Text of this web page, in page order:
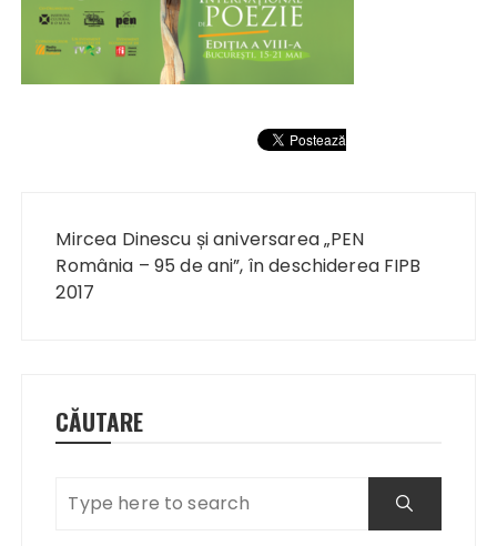
articole
Mircea Dinescu și aniversarea „PEN
România – 95 de ani”, în deschiderea FIPB
2017
CĂUTARE